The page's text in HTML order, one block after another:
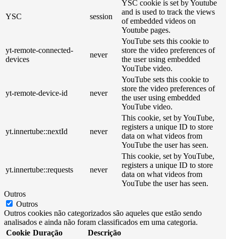
YSC session
YSC cookie is set by Youtube
and is used to track the views
of embedded videos on
Youtube pages.
yt-remote-connected-
devices
never
YouTube sets this cookie to
store the video preferences of
the user using embedded
YouTube video.
yt-remote-device-id never
YouTube sets this cookie to
store the video preferences of
the user using embedded
YouTube video.
yt.innertube::nextId never
This cookie, set by YouTube,
registers a unique ID to store
data on what videos from
YouTube the user has seen.
yt.innertube::requests never
This cookie, set by YouTube,
registers a unique ID to store
data on what videos from
YouTube the user has seen.
Outros
Outros
Outros cookies não categorizados são aqueles que estão sendo
analisados ​​e ainda não foram classificados em uma categoria.
Cookie Duração Descrição